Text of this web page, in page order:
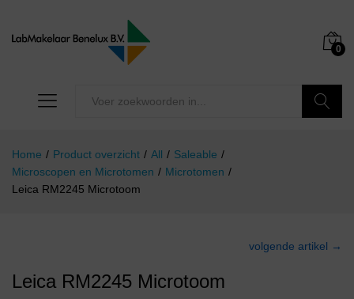
0
Home / Product overzicht / All / Saleable /
Microscopen en Microtomen / Microtomen /
Leica RM2245 Microtoom
volgende artikel →
Leica RM2245 Microtoom